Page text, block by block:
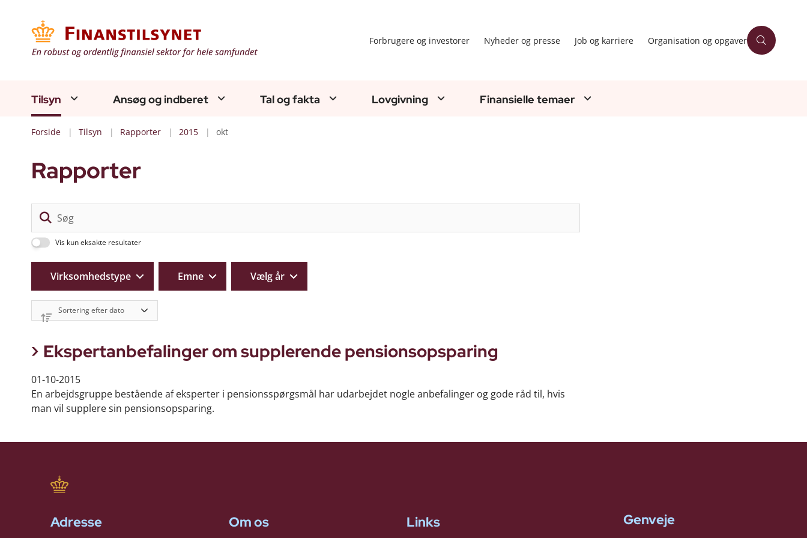
Forbrugere og investorer Nyheder og presse Job og karriere Organisation og opgaver
Tilsyn Ansøg og indberet Tal og fakta Lovgivning Finansielle temaer
Forside Tilsyn Rapporter 2015 okt
Rapporter
Vis kun eksakte resultater
Virksomhedstype Emne Vælg år
Ekspertanbefalinger om supplerende pensionsopsparing
01-10-2015
En arbejdsgruppe bestående af eksperter i pensionsspørgsmål har udarbejdet nogle anbefalinger og gode råd til, hvis
man vil supplere sin pensionsopsparing.
Adresse Om os Links Genveje